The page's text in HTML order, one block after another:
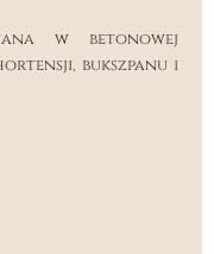
w betonowej
bukszpanu i